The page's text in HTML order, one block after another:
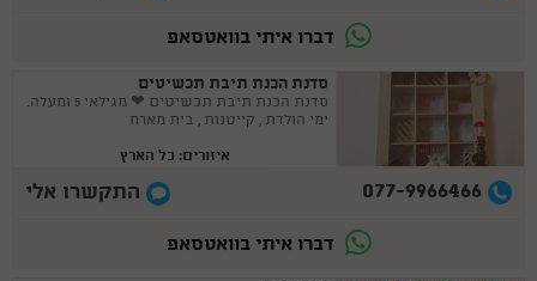
דברו איתי בוואטסאפ
סדנת הכנת תיבת תכשיטים
סדנת הכנת תיבת תכשיטים ❤ מגילאי 5 ומעלה.
ימי הולדת , קייטנות , בית מארח
איזורים: כל הארץ
077-9966466 התקשרו אלי
דברו איתי בוואטסאפ